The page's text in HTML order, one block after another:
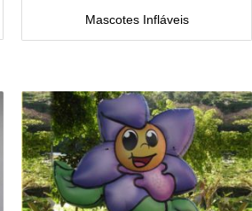
Mascotes Infláveis